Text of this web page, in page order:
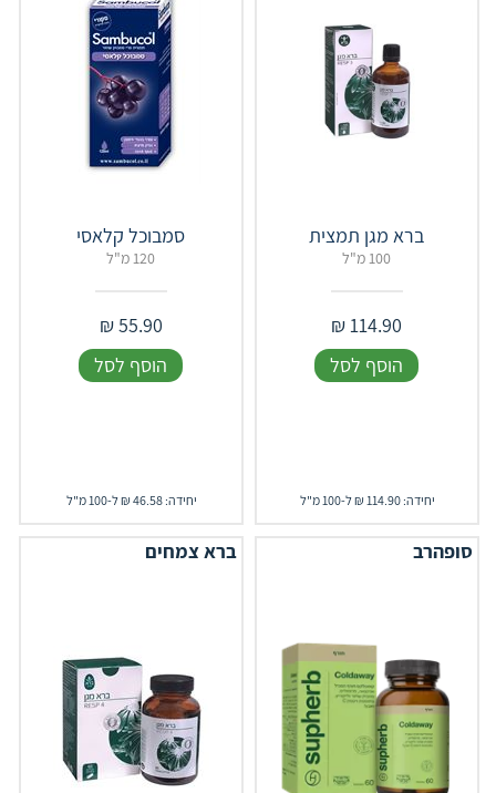
ברא מגן תמצית
100 מ"ל
114.90
₪
הוסף לסל
יחידה: 114.90 ₪ ל-100 מ"ל
סמבוכל קלאסי
120 מ"ל
55.90
₪
הוסף לסל
יחידה: 46.58 ₪ ל-100 מ"ל
סופהרב ברא צמחים